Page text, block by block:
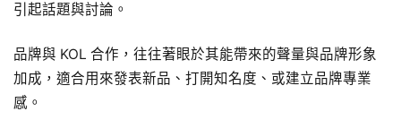
引起話題與討論。
品牌與 KOL 合作，往往著眼於其能帶來的聲量與品牌形象
加成，適合用來發表新品、打開知名度、或建立品牌專業
感。